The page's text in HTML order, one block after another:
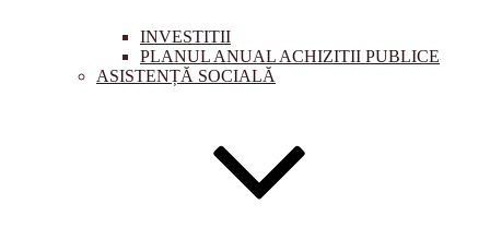
INVESTITII
PLANUL ANUAL ACHIZITII PUBLICE
ASISTENȚĂ SOCIALĂ